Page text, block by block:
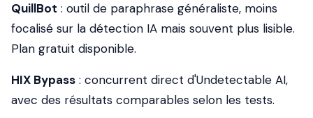
QuillBot : outil de paraphrase généraliste, moins
focalisé sur la détection IA mais souvent plus lisible.
Plan gratuit disponible.
HIX Bypass : concurrent direct d'Undetectable AI,
avec des résultats comparables selon les tests.